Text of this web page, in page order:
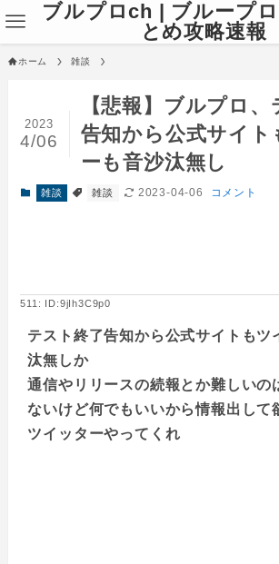
ブルプロch | ブループ
とめ攻略速報
ホーム 雑談
【悲報】ブルプロ
告知から公式サイト
ーも音沙汰無し
2023
4/06
雑談 雑談 2023-04-06 コメント
511: ID:9jIh3C9p0
テスト終了告知から公式サイトもツ
汰無しか
通信やリリースの続報とか難しいの
ないけど何でもいいから情報出し
ツイッターやってくれ